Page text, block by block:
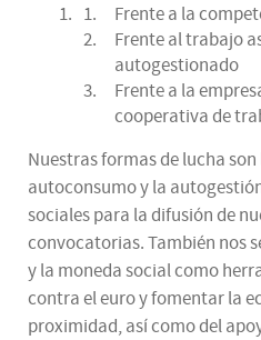
Frente a la
Frente al trabajo
autogestionado
Frente a la
cooperativa de
Nuestras formas de lucha
autoconsumo y la
sociales para la difusión de
convocatorias. También nos
y la moneda social como
contra el euro y fomentar la
proximidad, así como del